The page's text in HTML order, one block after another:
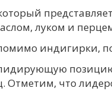
луком и
индигирки,
Отметим, что